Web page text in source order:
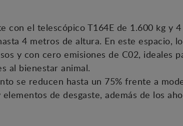
con el telescópico T164E de 1.600 kg y
4 metros de altura. En este espacio,
y con cero emisiones de C02, ideales
al bienestar animal.
se reducen hasta un 75% frente a
de desgaste, además de los